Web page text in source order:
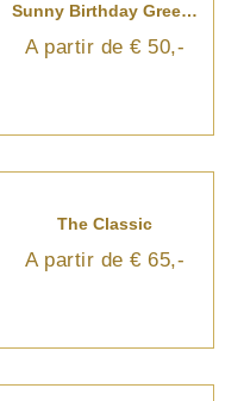
Sunny Birthday Greetings
A partir de € 50,-
The Classic
A partir de € 65,-